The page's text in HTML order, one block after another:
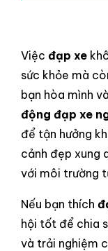
Việc đạp xe
sức khỏe mà
bạn hòa mình
động đạp xe
để tận hưởng
cảnh đẹp xung
với môi trường
Nếu bạn thích
hội tốt để chia
và trải nghiệm